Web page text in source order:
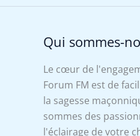
Qui sommes-
Le cœur de
Forum FM est de
la sagesse
sommes des
l'éclairage de votre